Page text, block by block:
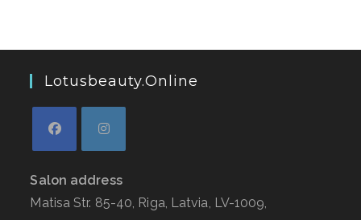
Lotusbeauty.online
Salon address
Matisa Str. 85-40, Riga, Latvia, LV-1009,